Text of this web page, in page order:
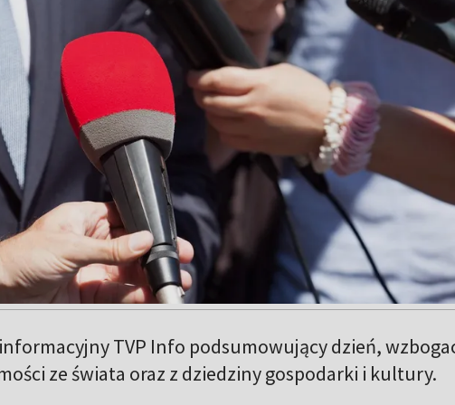
TVP Info podsumowujący dzień,
ze świata oraz z dziedziny gospodarki i kultury.